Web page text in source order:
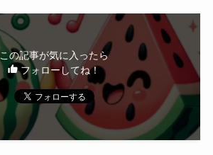
この記事が気に入ったら
フォローしてね！